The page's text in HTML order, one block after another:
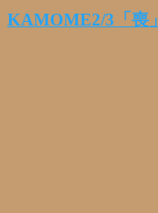
KAMOME2/3「喪」